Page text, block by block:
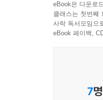
eBook은 다운로
클래스는 첫번째
사락 독서모임으
eBook 페이백,
7